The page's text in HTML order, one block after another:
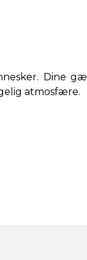
Dine
atmosfære.